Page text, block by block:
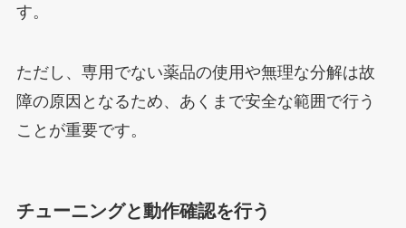
す。
ただし、専用でない薬品の使用や無理な分解は故
障の原因となるため、あくまで安全な範囲で行う
ことが重要です。
チューニングと動作確認を行う